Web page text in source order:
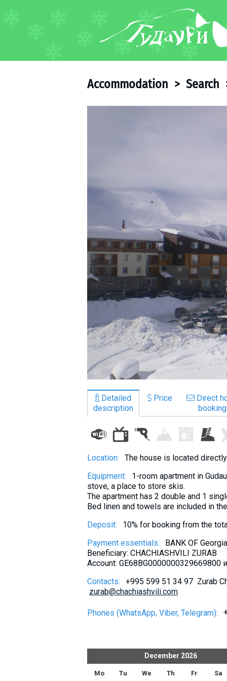
Accommodation > Search
Detailed
description
Price
Direct
booking
Location:
The house is located
Equipment:
1-room apartment in
stove, a place to store skis.
The apartment has 2 double and 1
Bed linen and towels are included in
Deposit:
10% for booking from the
Payment essentials:
BANK OF
Beneficiary: CHACHIASHVILI ZURAB
Account: GE68BG0000000329669800
Contacts:
+995 599 51 34 97 Zurab
zurab@chachiashvili.com
Phones (WhatsApp, Viber, Telegram):
December 2026
Mo Tu We Th Fr Sa
Join telegram
INFO
LODGING
About Georgia
What to drink?
Mobile phones
Travel reports